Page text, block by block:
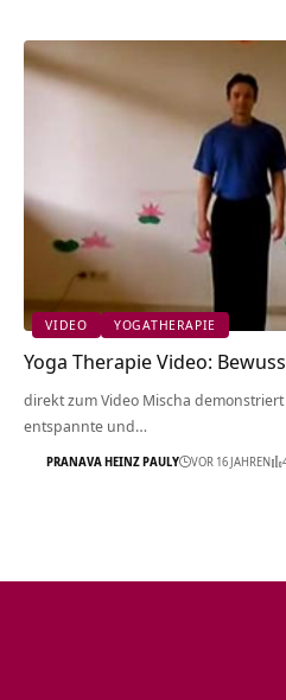
VIDEO YOGATHERAPIE
Yoga Therapie Video:
direkt zum Video Mischa
entspannte und…
PRANAVA HEINZ PAULY VOR 16 JAHREN